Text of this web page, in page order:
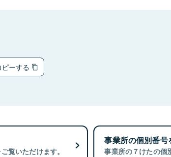
ーする
覧いただけます。
事業所の個別番号
事業所の７けたの個